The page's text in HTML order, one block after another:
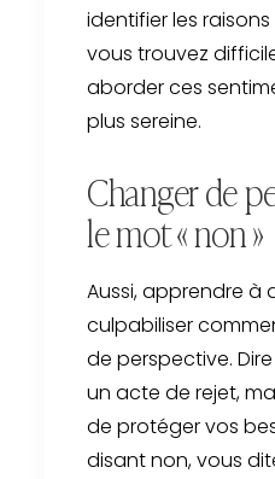
identifier les
vous trouvez
aborder ces
plus sereine.
Changer de
le mot « non »
Aussi, apprendre à
culpabiliser
de perspective.
un acte de rejet,
de protéger vos
disant non, vous